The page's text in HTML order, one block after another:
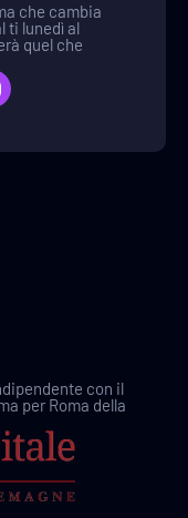
che cambia
ti lunedì al
quel che
con il
per Roma della